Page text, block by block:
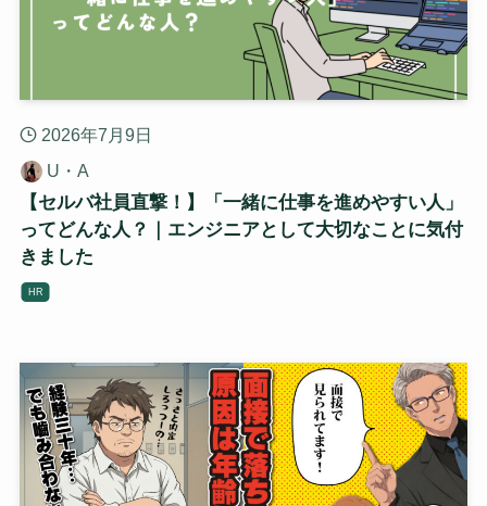
2026年7月9日
U・A
【セルバ社員直撃！】「一緒に仕事を進めやすい人」
ってどんな人？｜エンジニアとして大切なことに気付
きました
HR